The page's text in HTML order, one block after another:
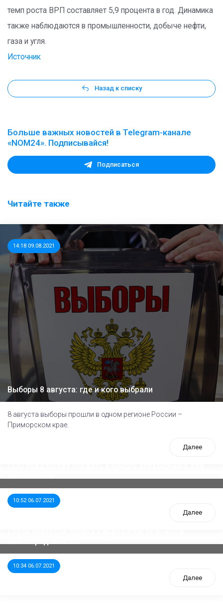
темп роста ВРП составляет 5,9 процента в год. Динамика
также наблюдаются в промышленности, добыче нефти,
газа и угля.
Источник
Назад к списку
Больше важных новостей в Telegram-канале
«NOM24». Подписывайся!
Подписаться
Читайте также
14:18 09.08.2021
Выборы 8 августа: где и кого выбрали
8 августа выборы прошли в одном регионе России –
Приморском крае.
Далее
10:52 06.07.2021
Далее
10:34 06.07.2021
Далее